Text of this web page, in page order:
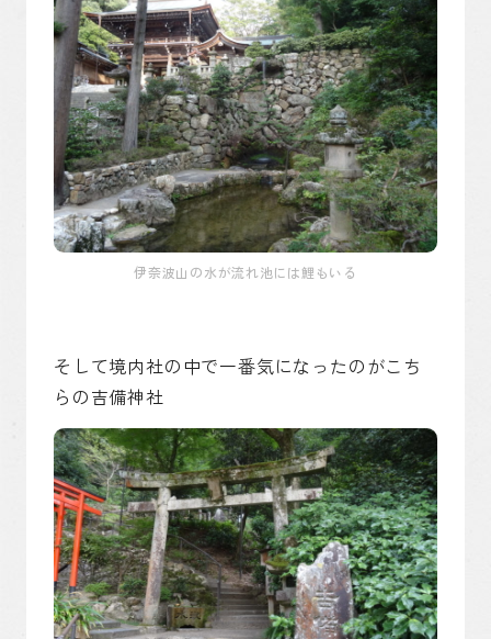
伊奈波山の水が流れ池には鯉もいる
そして境内社の中で一番気になったのがこち
らの吉備神社